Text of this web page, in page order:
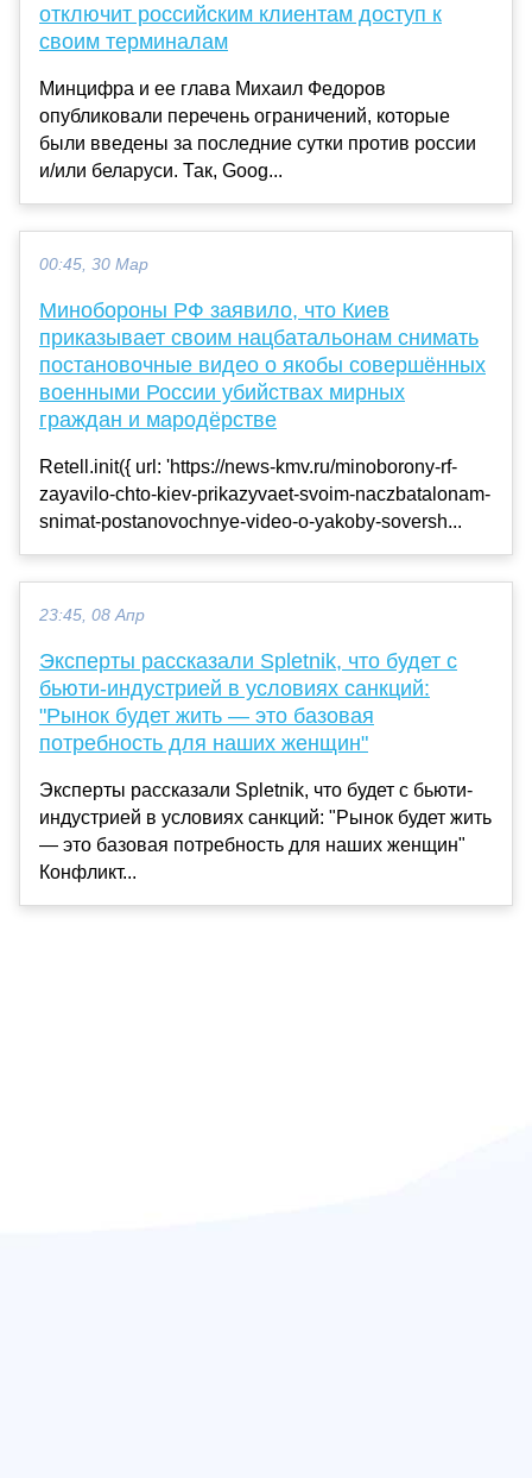
отключит российским клиентам доступ к
своим терминалам
Минцифра и ее глава Михаил Федоров
опубликовали перечень ограничений, которые
были введены за последние сутки против россии
и/или беларуси. Так, Goog...
00:45, 30 Мар
Минобороны РФ заявило, что Киев
приказывает своим нацбатальонам снимать
постановочные видео о якобы совершённых
военными России убийствах мирных
граждан и мародёрстве
Retell.init({ url: 'https://news-kmv.ru/minoborony-rf-
zayavilo-chto-kiev-prikazyvaet-svoim-naczbatalonam-
snimat-postanovochnye-video-o-yakoby-soversh...
23:45, 08 Апр
Эксперты рассказали Spletnik, что будет с
бьюти-индустрией в условиях санкций:
"Рынок будет жить — это базовая
потребность для наших женщин"
Эксперты рассказали Spletnik, что будет с бьюти-
индустрией в условиях санкций: "Рынок будет жить
— это базовая потребность для наших женщин"
Конфликт...